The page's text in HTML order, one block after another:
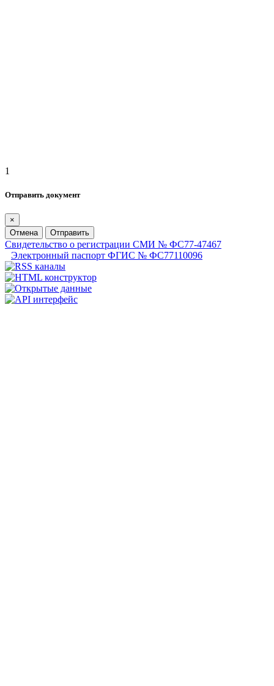
1
Отправить документ
×
Отмена
Отправить
Свидетельство о регистрации СМИ № ФС77-47467
Электронный паспорт ФГИС № ФС77110096